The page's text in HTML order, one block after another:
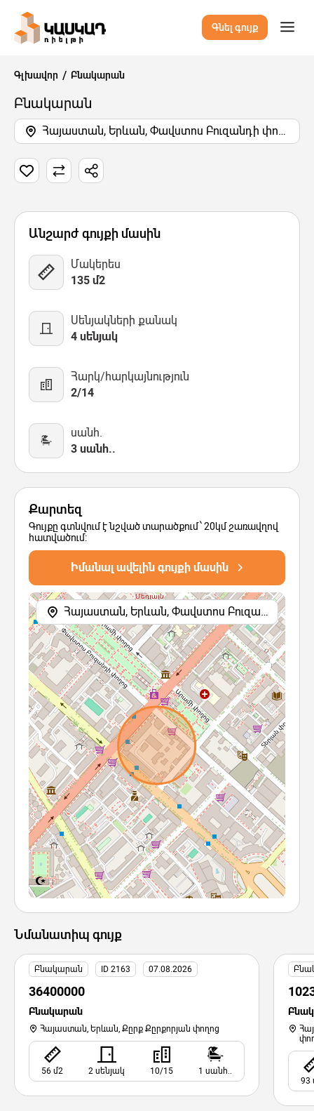
Գնել գույք
Գլխավոր Բնակարան
Բնակարան
Հայաստան, Երևան, Փավստոս Բուզանդի փողոց
9 Նկար Քարտեզ
Անշարժ գույքի մասին
Մակերես
135 մ2
Սենյակների քանակ
4 սենյակ
Հարկ/հարկայնություն
2/14
սանհ.
3 սանհ..
Քարտեզ
Գույքը գտնվում է նշված տարածքում՝ 20կմ շառավղով
հատվածում:
Իմանալ ավելին գույքի մասին
Հայաստան, Երևան, Փավստոս Բուզանդի փողոց
Նմանատիպ գույք
Բնակարան ID 2163 07.08.2026
36400000
Բնակարան
Հայաստան, Երևան, Քըրք Քըրքորյան փողոց
56 մ2 2 սենյակ 10/15 1 սանհ..
93